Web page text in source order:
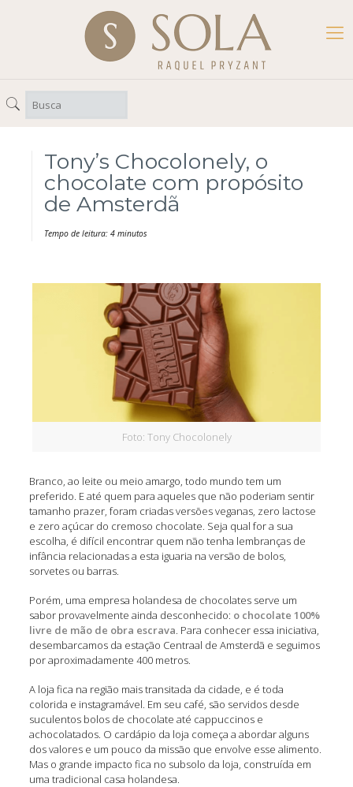
Tony’s Chocolonely, o
chocolate com propósito
de Amsterdã
Tempo de leitura: 4 minutos
Foto: Tony Chocolonely
Branco, ao leite ou meio amargo, todo mundo tem um
preferido. E até quem para aqueles que não poderiam sentir
tamanho prazer, foram criadas versões veganas, zero lactose
e zero açúcar do cremoso chocolate. Seja qual for a sua
escolha, é difícil encontrar quem não tenha lembranças de
infância relacionadas a esta iguaria na versão de bolos,
sorvetes ou barras.
Porém, uma empresa holandesa de chocolates serve um
sabor provavelmente ainda desconhecido: o chocolate 100%
livre de mão de obra escrava. Para conhecer essa iniciativa,
desembarcamos da estação Centraal de Amsterdã e seguimos
por aproximadamente 400 metros.
A loja fica na região mais transitada da cidade, e é toda
colorida e instagramável. Em seu café, são servidos desde
suculentos bolos de chocolate até cappuccinos e
achocolatados. O cardápio da loja começa a abordar alguns
dos valores e um pouco da missão que envolve esse alimento.
Mas o grande impacto fica no subsolo da loja, construída em
uma tradicional casa holandesa.